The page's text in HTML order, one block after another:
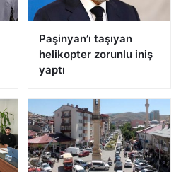
Paşinyan’ı taşıyan
helikopter zorunlu iniş
yaptı